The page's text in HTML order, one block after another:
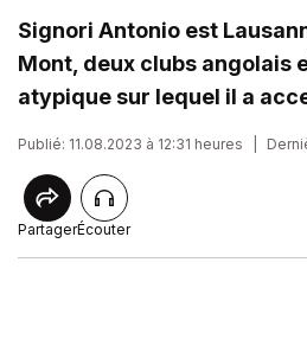
Signori Antonio est
Mont, deux clubs angolais
atypique sur lequel il a
Publié: 11.08.2023 à 12:31 heures
PartagerÉcouter